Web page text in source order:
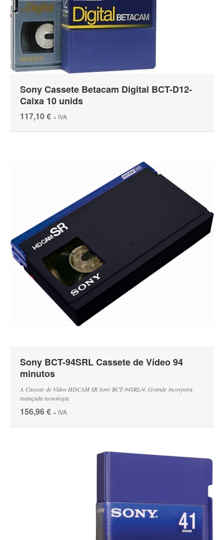
Sony Cassete Betacam Digital BCT-D12-
Caixa 10 unids
117,10 € + IVA
Sony BCT-94SRL Cassete de Vídeo 94
minutos
A Cassete de Vídeo HDCAM SR Sony BCT-94SRL/4, Grande incorpora
avançada tecnologia
156,96 € + IVA